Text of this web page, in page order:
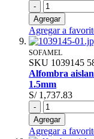
-
Agregar
Agregar a
SOFAMEL
SKU 1039145
Alfombra
1.5mm
S/ 1,737.83
-
Agregar
Agregar a